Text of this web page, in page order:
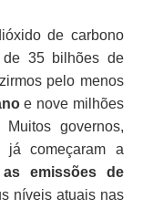
de carbono
de 35 bilhões de
pelo menos
e nove milhões
Muitos governos,
já começaram a
as emissões de
níveis atuais nas